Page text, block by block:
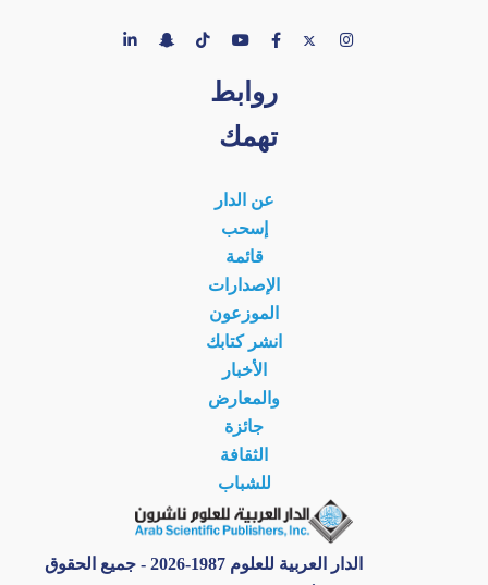
روابط
تهمك
عن الدار
إسحب
قائمة
الإصدارات
الموزعون
انشر كتابك
الأخبار
والمعارض
جائزة
الثقافة
للشباب
الدار العربية للعلوم 1987-2026 - جميع الحقوق